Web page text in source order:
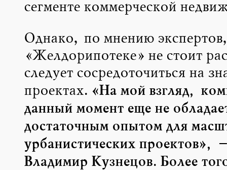
сегменте коммерческой
Однако, по мнению
«Желдорипотеке» не стоит
следует сосредоточиться на
проектах. «На мой взгляд,
данный момент еще не
достаточным опытом для
урбанистических проектов»,
Владимир Кузнецов. Более